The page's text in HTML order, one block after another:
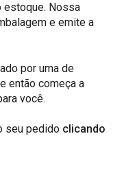
estoque. Nossa
e emite a
por uma de
então começa a
você.
seu pedido clicando